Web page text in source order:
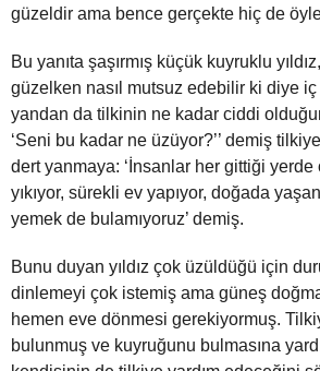
güzeldir ama bence gerçekte hiç de
Bu yanıta şaşırmış küçük kuyruklu
güzelken nasıl mutsuz edebilir ki diye
yandan da tilkinin ne kadar ciddi
‘Seni bu kadar ne üzüyor?’’ demiş
dert yanmaya: ‘İnsanlar her gittiği yerde
yıkıyor, sürekli ev yapıyor, doğada
yemek de bulamıyoruz’ demiş.
Bunu duyan yıldız çok üzüldüğü için
dinlemeyi çok istemiş ama güneş
hemen eve dönmesi gerekiyormuş.
bulunmuş ve kuyruğunu bulmasına